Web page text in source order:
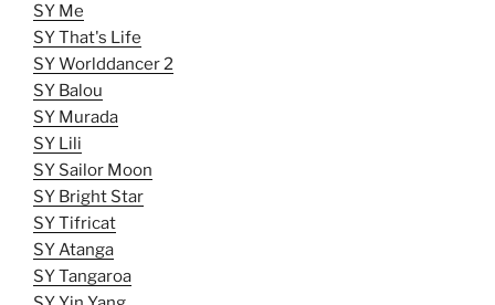
SY Me
SY That's Life
SY Worlddancer 2
SY Balou
SY Murada
SY Lili
SY Sailor Moon
SY Bright Star
SY Tifricat
SY Atanga
SY Tangaroa